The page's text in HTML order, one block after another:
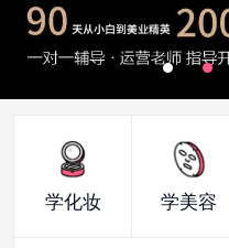
学化妆 学美容